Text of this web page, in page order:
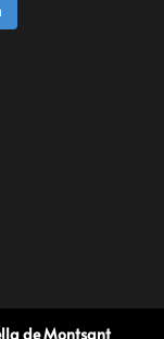
de Montsant